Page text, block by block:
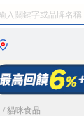
/ 貓咪食品